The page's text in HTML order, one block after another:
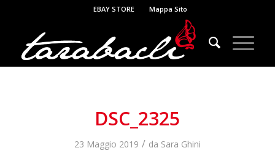
EBAY STORE Mappa Sito
DSC_2325
23 Maggio 2019 / da Sara Ghini